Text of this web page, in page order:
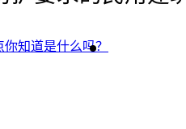
知道是什么吗？